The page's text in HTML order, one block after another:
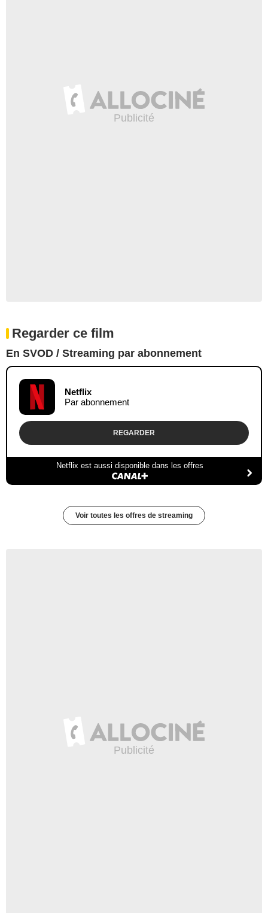
Regarder ce film
En SVOD / Streaming par abonnement
Netflix
Par abonnement
REGARDER
Netflix est aussi disponible dans les offres
Voir toutes les offres de streaming